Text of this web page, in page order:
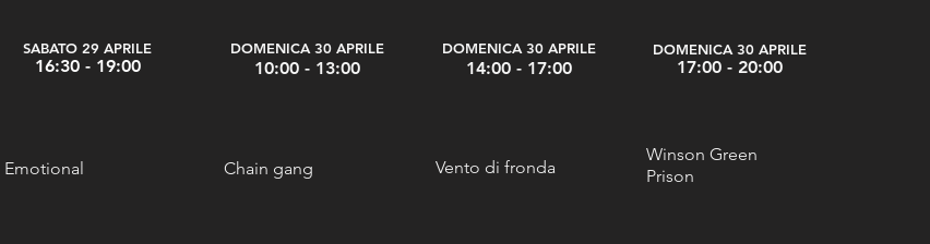
SABATO 29 APRILE
16:30 - 19:00
DOMENICA 30 APRILE
10:00 - 13:00
DOMENICA 30 APRILE
14:00- 17:00
DOMENICA 30 APRILE
17:00 - 20:00
Emotional Chain gang Vento di fronda
Winson Green
Prison